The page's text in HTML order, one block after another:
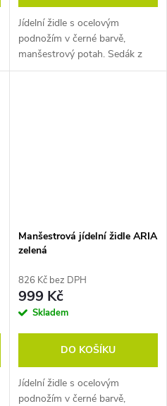
Jídelní židle s ocelovým
podnožím v černé barvě,
manšestrový potah. Sedák z
překližky 9 mm a vrstvou pěny
Manšestrová jídelní židle ARIA
zelená
826 Kč bez DPH
999 Kč
Skladem
DO KOŠÍKU
Jídelní židle s ocelovým
podnožím v černé barvě,